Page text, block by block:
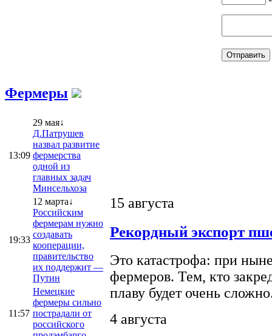
Фермеры
13:09
29 мая↓
Д.Патрушев
назвал развитие
фермерства
одной из
главных задач
Минсельхоза
19:33
12 марта↓
Российским
фермерам нужно
создавать
кооперации,
правительство
их поддержит —
Путин
11:57
Немецкие
фермеры сильно
пострадали от
российского
15 августа
Рекордный экспорт
Это катастрофа: при
фермеров. Тем, кто
плаву будет очень
4 августа